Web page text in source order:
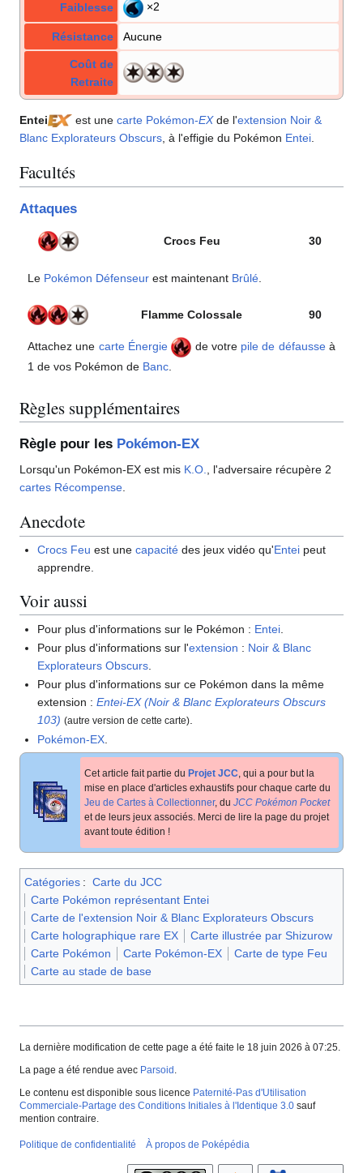
Faiblesse ×2
Résistance Aucune
Coût de
Retraite
Entei est une carte Pokémon-EXde l'extension Noir &
Blanc Explorateurs Obscurs , à l'effigie du Pokémon Entei
Facultés
Attaques
Crocs Feu 30
Le Pokémon Défenseur est maintenant Brûlé
Flamme Colossale 90
Attachez une carte Énergie de votre pile de défausseà
1 de vos Pokémon de Banc
Règles supplémentaires
Règle pour les Pokémon-EX
Lorsqu'un Pokémon-EX est mis K.O.
, l'adversaire récupère 2
cartes Récompense
Anecdote
Crocs Feu est unecapacité des jeux vidéo qu'Entei peut
apprendre.
Voir aussi
Pour plus d'informations sur le Pokémon : Entei
Pour plus d'informations sur l'extension : Noir & Blanc
Explorateurs Obscurs
Pour plus d'informations sur ce Pokémon dans la même
extension :Entei-EX (Noir & Blanc Explorateurs Obscurs
103) (autre version de cette carte).
Pokémon-EX
Cet article fait partie du Projet JCC , qui a pour but la
mise en place d'articles exhaustifs pour chaque carte du
Jeu de Cartes à Collectionner, du JCC Pokémon Pocket
et de leurs jeux associés. Merci de lire la page du projet
avant toute édition !
Catégories : Carte du JCC
Carte Pokémon représentant Entei
Carte de l'extension Noir & Blanc Explorateurs Obscurs
Carte holographique rare EX
Carte illustrée par Shizurow
Carte Pokémon
Carte Pokémon-EX
Carte de type Feu
Carte au stade de base
La dernière modification de cette page a été faite le 18 juin 2026 à 07:25.
La page a été rendue avec Parsoid
Le contenu est disponible sous licence Paternité-Pas d'Utilisation
Commerciale-Partage des Conditions Initiales à l'Identique 3.0 sauf
mention contraire.
Politique de confidentialité À propos de Poképédia